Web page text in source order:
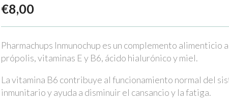
€8,00
Pharmachups Inmunochup es un complemento alimenticio
própolis, vitaminas E y B6, ácido hialurónico y miel.
La vitamina B6 contribuye al funcionamiento normal del
inmunitario y ayuda a disminuir el cansancio y la fatiga.